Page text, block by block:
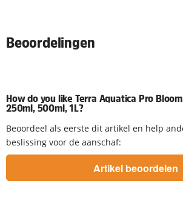
Beoordelingen
How do you like Terra Aquatica Pro
250ml, 500ml, 1L?
Beoordeel als eerste dit artikel en help
beslissing voor de aanschaf: